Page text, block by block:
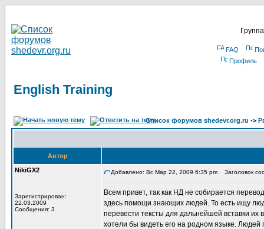
FAQ
Профиль
English Training
Список форумов shedevr.org.ru ->
Автор
NikiGX2
Зарегистрирован:
22.03.2009
Сообщения: 3
Добавлено: Вс Мар 22, 2009 6:35 pm Заголовок
Всем привет, так как НД не собирается
здесь помощи знающих людей. То есть ищу
перевести тексты для дальнейшей вставки
хотели бы видеть его на родном языке. Людей